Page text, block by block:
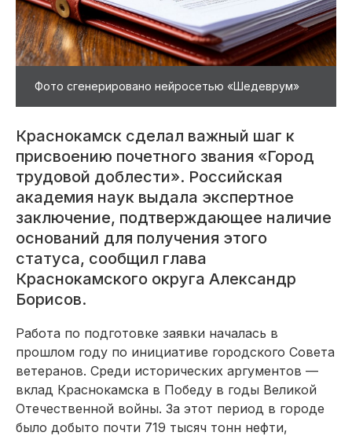
Фото сгенерировано нейросетью «Шедеврум»
Краснокамск сделал важный шаг к
присвоению почетного звания «Город
трудовой доблести». Российская
академия наук выдала экспертное
заключение, подтверждающее наличие
оснований для получения этого
статуса, сообщил глава
Краснокамского округа Александр
Борисов.
Работа по подготовке заявки началась в
прошлом году по инициативе городского Совета
ветеранов. Среди исторических аргументов —
вклад Краснокамска в Победу в годы Великой
Отечественной войны. За этот период в городе
было добыто почти 719 тысяч тонн нефти,